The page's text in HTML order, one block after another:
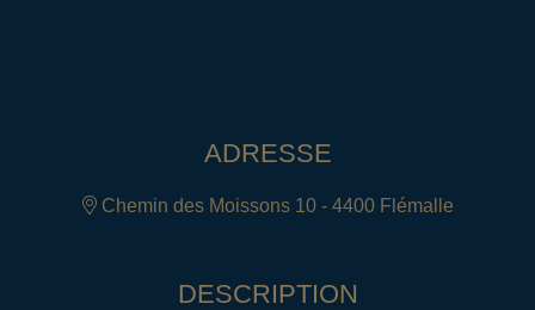
ADRESSE
Chemin des Moissons 10 - 4400 Flémalle
DESCRIPTION